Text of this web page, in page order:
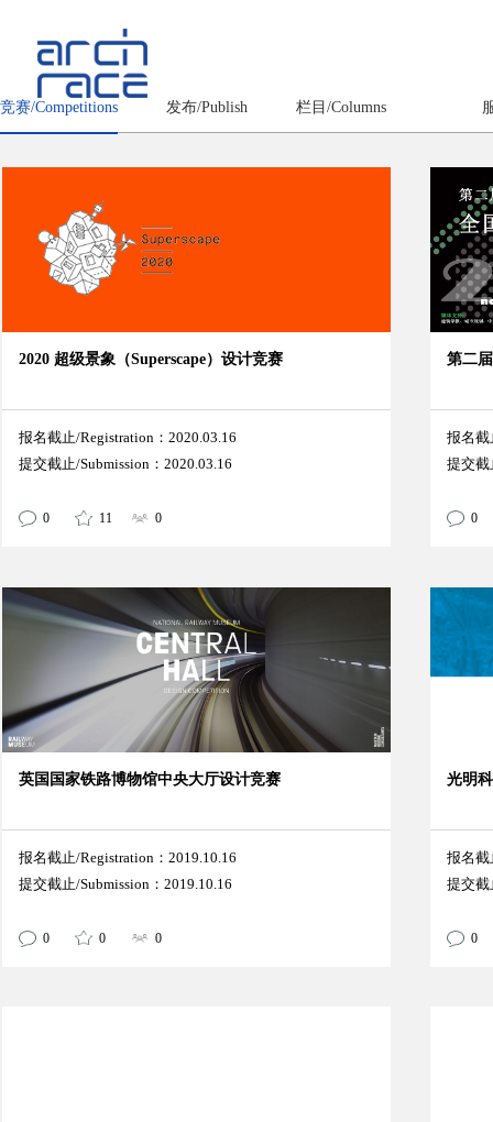
竞赛/Competitions 发布/Publish 栏目/Columns
2020 超级景象（Superscape）设计竞赛
报名截止/Registration：2020.03.16
提交截止/Submission：2020.03.16
0 11 0
第二
报名截
提交截
0
英国国家铁路博物馆中央大厅设计竞赛
报名截止/Registration：2019.10.16
提交截止/Submission：2019.10.16
0 0 0
光明
报名截
提交截
0